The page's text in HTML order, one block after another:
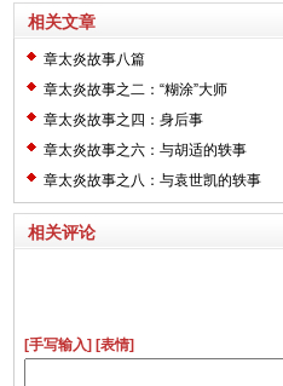
相关文章
章太炎故事八篇
章太炎故事之二：“糊涂”大师
章太炎故事之四：身后事
章太炎故事之六：与胡适的轶事
章太炎故事之八：与袁世凯的轶事
相关评论
[手写输入] [表情]